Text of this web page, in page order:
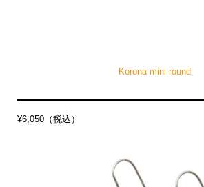
Korona mini round
¥6,050（税込）